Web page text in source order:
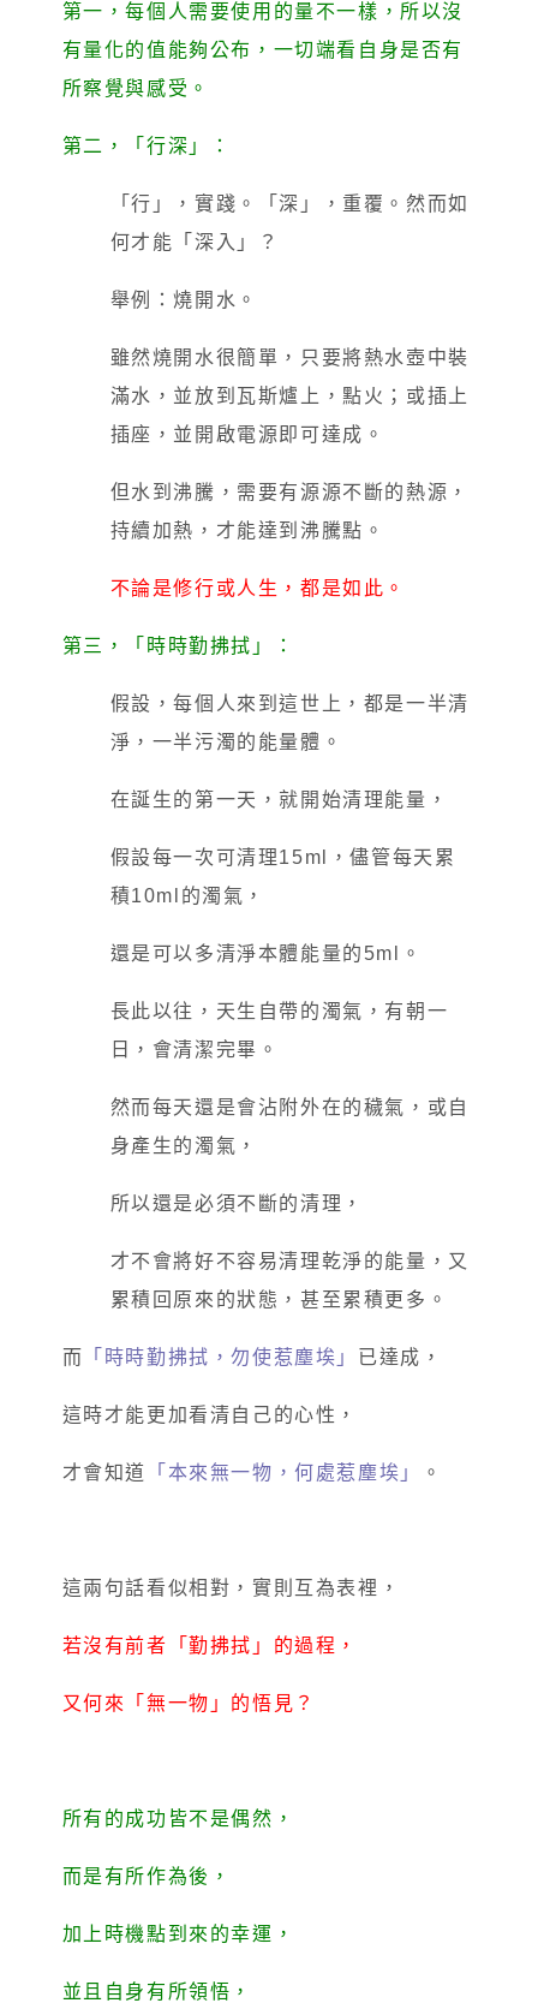
第一，每個人需要使用的量不一樣，所以沒
有量化的值能夠公布，一切端看自身是否有
所察覺與感受。
第二，「行深」：
「行」，實踐。「深」，重覆。然而如
何才能「深入」？
舉例：燒開水。
雖然燒開水很簡單，只要將熱水壺中裝
滿水，並放到瓦斯爐上，點火；或插上
插座，並開啟電源即可達成。
但水到沸騰，需要有源源不斷的熱源，
持續加熱，才能達到沸騰點。
不論是修行或人生，都是如此。
第三，「時時勤拂拭」：
假設，每個人來到這世上，都是一半清
淨，一半污濁的能量體。
在誕生的第一天，就開始清理能量，
假設每一次可清理15ml，儘管每天累
積10ml的濁氣，
還是可以多清淨本體能量的5ml。
長此以往，天生自帶的濁氣，有朝一
日，會清潔完畢。
然而每天還是會沾附外在的穢氣，或自
身產生的濁氣，
所以還是必須不斷的清理，
才不會將好不容易清理乾淨的能量，又
累積回原來的狀態，甚至累積更多。
而 「時時勤拂拭，勿使惹塵埃」 已達成，
這時才能更加看清自己的心性，
才會知道 「本來無一物，何處惹塵埃」 。
這兩句話看似相對，實則互為表裡，
若沒有前者「勤拂拭」的過程，
又何來「無一物」的悟見？
所有的成功皆不是偶然，
而是有所作為後，
加上時機點到來的幸運，
並且自身有所領悟，